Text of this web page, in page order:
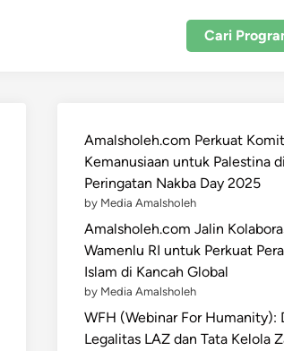
Cari
Amalsholeh.com Perkuat
Kemanusiaan untuk Palestina di
Peringatan Nakba Day 2025
by Media Amalsholeh
Amalsholeh.com Jalin
Wamenlu RI untuk Perkuat
Islam di Kancah Global
by Media Amalsholeh
WFH (Webinar For Humanity):
Legalitas LAZ dan Tata Kelola